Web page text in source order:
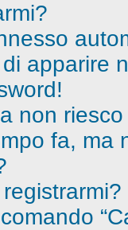
apparire
non
fa, ma